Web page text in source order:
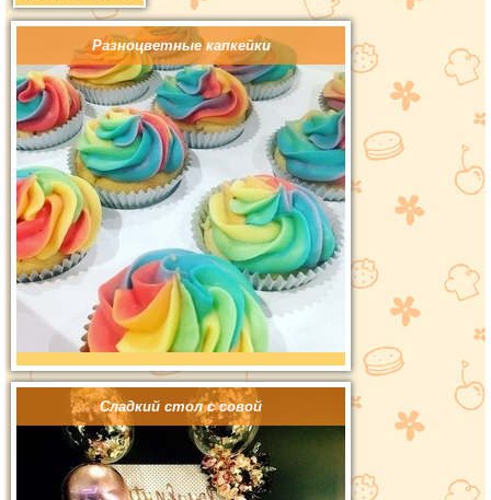
Разноцветные капкейки
Сладкий стол с совой